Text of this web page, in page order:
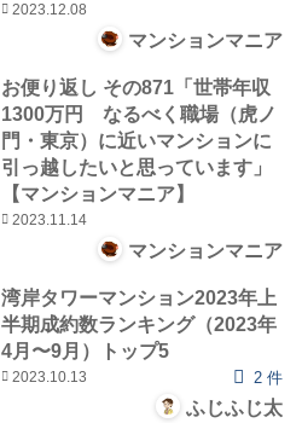
2023.12.08
マンションマニア
お便り返し その871「世帯年収
1300万円 なるべく職場（虎ノ
門・東京）に近いマンションに
引っ越したいと思っています」
【マンションマニア】
2023.11.14
マンションマニア
湾岸タワーマンション2023年上
半期成約数ランキング（2023年
4月〜9月）トップ5
2023.10.13 2 件
ふじふじ太